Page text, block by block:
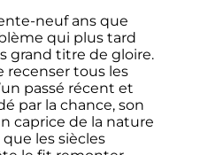
neuf ans que
qui plus tard
grand titre de gloire.
recenser tous les
passé récent et
par la chance, son
caprice de la nature
les siècles